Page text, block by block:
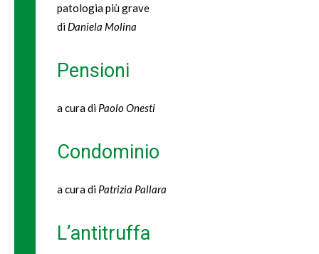
patologia più grave
di Daniela Molina
Pensioni
a cura di Paolo Onesti
Condominio
a cura di Patrizia Pallara
L’antitruffa